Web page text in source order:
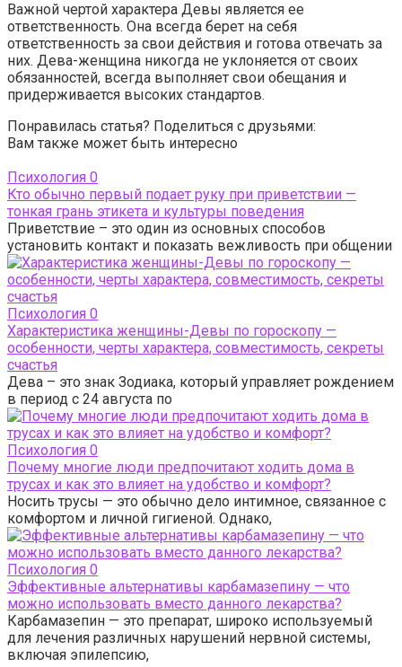
Важной чертой характера Девы является ее
ответственность. Она всегда берет на себя
ответственность за свои действия и готова отвечать за
них. Дева-женщина никогда не уклоняется от своих
обязанностей, всегда выполняет свои обещания и
придерживается высоких стандартов.
Понравилась статья? Поделиться с друзьями:
Вам также может быть интересно
Психология 0
Кто обычно первый подает руку при приветствии —
тонкая грань этикета и культуры поведения
Приветствие – это один из основных способов
установить контакт и показать вежливость при общении
Психология 0
Характеристика женщины-Девы по гороскопу —
особенности, черты характера, совместимость, секреты
счастья
Дева – это знак Зодиака, который управляет рождением
в период с 24 августа по
Психология 0
Почему многие люди предпочитают ходить дома в
трусах и как это влияет на удобство и комфорт?
Носить трусы — это обычно дело интимное, связанное с
комфортом и личной гигиеной. Однако,
Психология 0
Эффективные альтернативы карбамазепину — что
можно использовать вместо данного лекарства?
Карбамазепин — это препарат, широко используемый
для лечения различных нарушений нервной системы,
включая эпилепсию,